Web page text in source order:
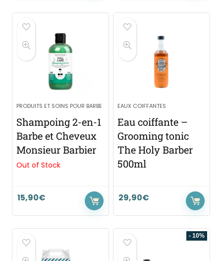
PRODUITS ET SOINS POUR BARBE
Shampoing 2-en-1
Barbe et Cheveux
Monsieur Barbier
Out of Stock
15,90€
EAUX COIFFANTES
Eau coiffante –
Grooming tonic
The Holy Barber
500ml
29,90€
- 10%